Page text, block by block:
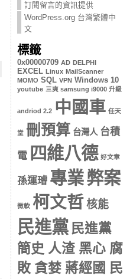
訂閱留言的資訊提供
WordPress.org 台灣繁體中
文
標籤
0x00000709 AD DELPHI
EXCEL Linux MailScanner
MOMO SQL VPN Windows 10
youtube 三爽 samsung i9000 升級
andriod 2.2 中國車 任天
堂 刪預算 台灣人 台積
電 四維八德 好文章
孫運璿 專業弊案
微軟 柯文哲 核能
民進黨 民進黨
簡史 人渣 黑心 腐
敗 貪婪 蔣經國 民